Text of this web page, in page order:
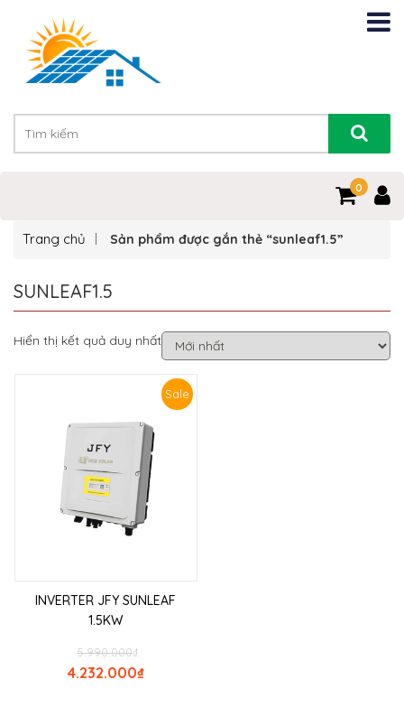
0
Trang chủ Sản phẩm được gắn thẻ “sunleaf1.5”
SUNLEAF1.5
Hiển thị kết quả duy nhất
Sale
INVERTER JFY SUNLEAF
1.5KW
₫
5.990.000
₫
4.232.000